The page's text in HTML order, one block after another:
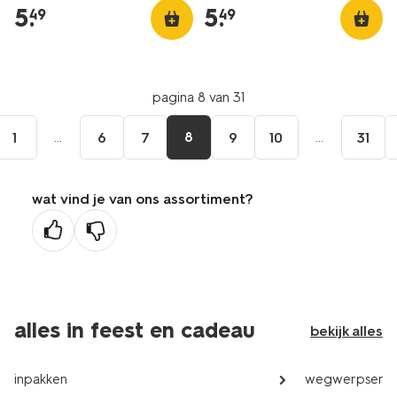
5.
49 5.
49
pagina 8 van 31
1 ... 6 7 8 9 10 ... 31
wat vind je van ons assortiment?
alles in feest en cadeau bekijk alles
inpakken